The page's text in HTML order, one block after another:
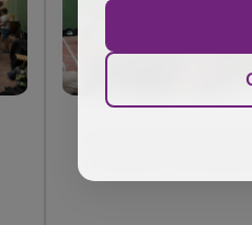
Armallones disfruta